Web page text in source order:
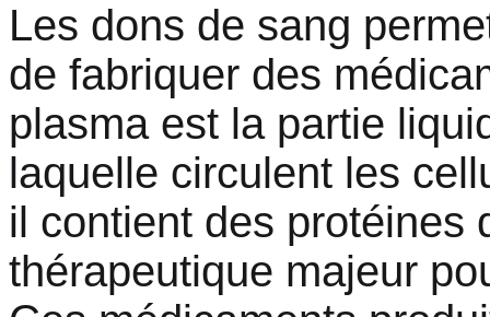
Les dons de sang
de fabriquer des
plasma est la partie
laquelle circulent les
il contient des protéines
thérapeutique majeur